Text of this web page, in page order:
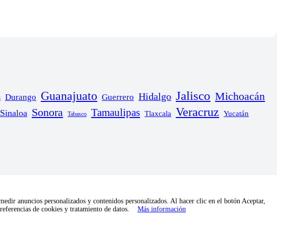
Durango Guanajuato Guerrero Hidalgo Jalisco Michoacán
Sinaloa Sonora Tabasco Tamaulipas Tlaxcala Veracruz Yucatán
anuncios personalizados y contenidos personalizados. Al hacer clic en el botón Aceptar,
de cookies y tratamiento de datos. Más información